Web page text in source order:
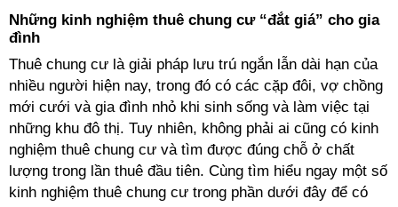
Những kinh nghiệm thuê chung cư “đắt giá” cho gia
đình
Thuê chung cư là giải pháp lưu trú ngắn lẫn dài hạn của
nhiều người hiện nay, trong đó có các cặp đôi, vợ chồng
mới cưới và gia đình nhỏ khi sinh sống và làm việc tại
những khu đô thị. Tuy nhiên, không phải ai cũng có kinh
nghiệm thuê chung cư và tìm được đúng chỗ ở chất
lượng trong lần thuê đầu tiên. Cùng tìm hiểu ngay một số
kinh nghiệm thuê chung cư trong phần dưới đây để có